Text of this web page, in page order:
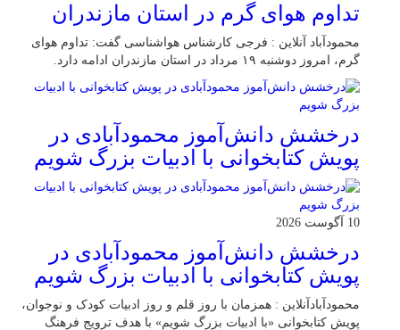
تداوم هوای گرم در استان مازندران
محمودآباد آنلاین : فرجی کارشناس هواشناسی گفت: تداوم هوای
گرم، امروز دوشنبه ۱۹ مرداد در استان مازندران ادامه دارد.
درخشش دانش‌آموز محمودآبادی در
پویش کتابخوانی با ادبیات بزرگ شویم
10 آگوست 2026
درخشش دانش‌آموز محمودآبادی در
پویش کتابخوانی با ادبیات بزرگ شویم
محمودآبادآنلاین : همزمان با روز قلم و روز ادبیات کودک و نوجوان،
پویش کتابخوانی «با ادبیات بزرگ شویم» با هدف ترویج فرهنگ